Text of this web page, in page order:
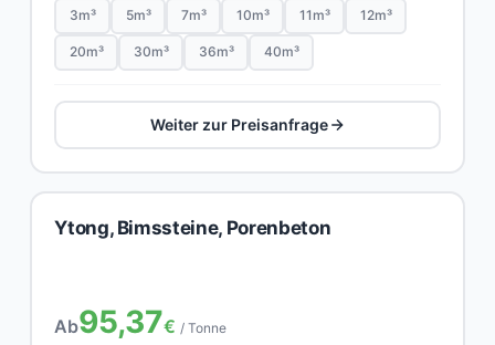
3m³ 5m³ 7m³ 10m³ 11m³ 12m³
20m³ 30m³ 36m³ 40m³
Weiter zur Preisanfrage
Ytong, Bimssteine, Porenbeton
Ab95,37€ / Tonne